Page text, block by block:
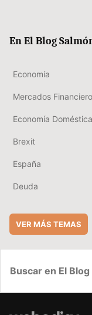
En El Blog
Economía
Mercados
Economía Doméstica
Brexit
España
Deuda
VER MÁS TEMAS